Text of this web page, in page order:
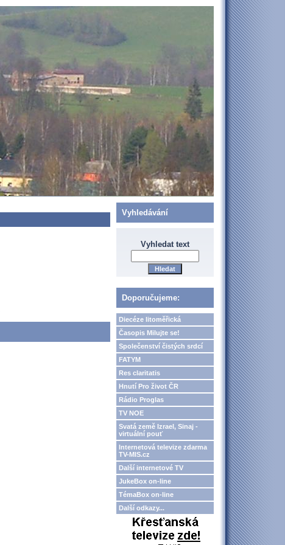
Vyhledávání
Vyhledat text
Doporučujeme:
Diecéze litoměřická
Časopis Milujte se!
Společenství čistých srdcí
FATYM
Res claritatis
Hnutí Pro život ČR
Rádio Proglas
TV NOE
Svatá země Izrael, Sinaj -
virtuální pouť
Internetová televize zdarma
TV-MIS.cz
Další internetové TV
JukeBox on-line
TémaBox on-line
Další odkazy...